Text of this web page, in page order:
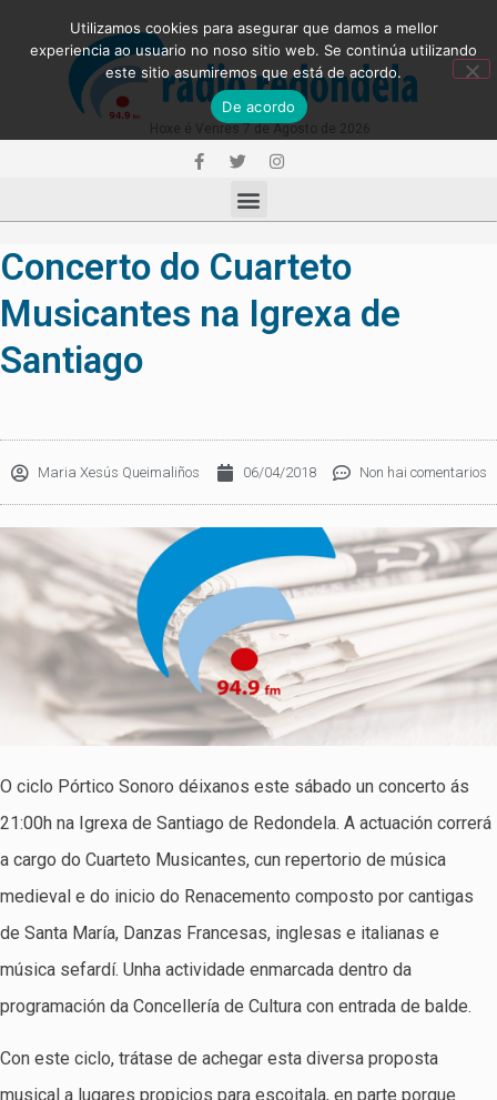
Concerto do Cuarteto
Musicantes na Igrexa de
Santiago
Maria Xesús Queimaliños 06/04/2018 Non hai comentarios
O ciclo Pórtico Sonoro déixanos este sábado un concerto ás
21:00h na Igrexa de Santiago de Redondela. A actuación correrá
a cargo do Cuarteto Musicantes, cun repertorio de música
medieval e do inicio do Renacemento composto por cantigas
de Santa María, Danzas Francesas, inglesas e italianas e
música sefardí. Unha actividade enmarcada dentro da
programación da Concellería de Cultura con entrada de balde.
Con este ciclo, trátase de achegar esta diversa proposta
musical a lugares propicios para escoitala, en parte porque
Utilizamos cookies para asegurar que damos a mellor
experiencia ao usuario no noso sitio web. Se continúa utilizando
este sitio asumiremos que está de acordo.
De acordo